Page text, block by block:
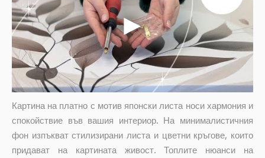
Картина на платно с мотив японски листа носи хармония и
спокойствие във вашия интериор. На минималистичния
фон изпъкват стилизирани листа и цветни кръгове, които
придават на картината живост. Топлите нюанси на